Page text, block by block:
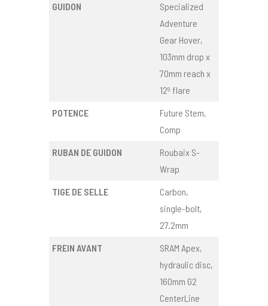
GUIDON
Specialized
Adventure
Gear Hover,
103mm drop x
70mm reach x
12º flare
POTENCE
Future Stem,
Comp
RUBAN DE GUIDON
Roubaix S-
Wrap
TIGE DE SELLE
Carbon,
single-bolt,
27.2mm
FREIN AVANT
SRAM Apex,
hydraulic disc,
160mm G2
CenterLine